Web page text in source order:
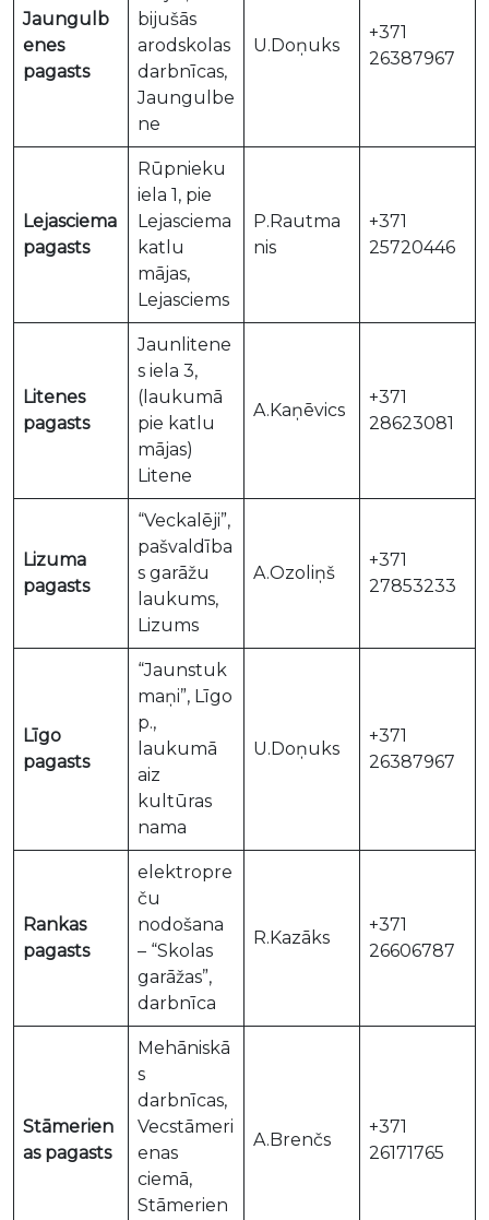
Jaungulb
enes
pagasts
bijušās
arodskolas
darbnīcas,
Jaungulbe
ne
U.Doņuks
+371
26387967
Lejasciema
pagasts
Rūpnieku
iela 1, pie
Lejasciema
katlu
mājas,
Lejasciems
P.Rautma
nis
+371
25720446
Litenes
pagasts
Jaunlitene
s iela 3,
(laukumā
pie katlu
mājas)
Litene
A.Kaņēvics
+371
28623081
Lizuma
pagasts
“Veckalēji”,
pašvaldība
s garāžu
laukums,
Lizums
A.Ozoliņš
+371
27853233
Līgo
pagasts
“Jaunstuk
maņi”, Līgo
p.,
laukumā
aiz
kultūras
nama
U.Doņuks
+371
26387967
Rankas
pagasts
elektropre
ču
nodošana
– “Skolas
garāžas”,
darbnīca
R.Kazāks
+371
26606787
Stāmerien
as pagasts
Mehāniskā
s
darbnīcas,
Vecstāmeri
enas
ciemā,
Stāmerien
A.Brenčs
+371
26171765